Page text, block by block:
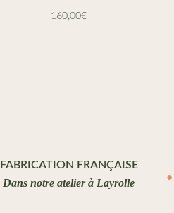
160,00€
FABRICATION FRANÇAISE
Dans notre atelier à Layrolle